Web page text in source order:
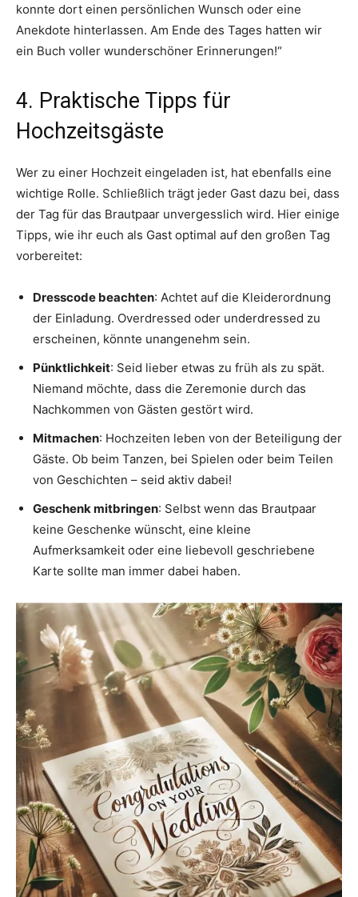
konnte dort einen persönlichen Wunsch oder eine
Anekdote hinterlassen. Am Ende des Tages hatten wir
ein Buch voller wunderschöner Erinnerungen!“
4. Praktische Tipps für
Hochzeitsgäste
Wer zu einer Hochzeit eingeladen ist, hat ebenfalls eine
wichtige Rolle. Schließlich trägt jeder Gast dazu bei, dass
der Tag für das Brautpaar unvergesslich wird. Hier einige
Tipps, wie ihr euch als Gast optimal auf den großen Tag
vorbereitet:
Dresscode beachten: Achtet auf die Kleiderordnung
der Einladung. Overdressed oder underdressed zu
erscheinen, könnte unangenehm sein.
Pünktlichkeit: Seid lieber etwas zu früh als zu spät.
Niemand möchte, dass die Zeremonie durch das
Nachkommen von Gästen gestört wird.
Mitmachen: Hochzeiten leben von der Beteiligung der
Gäste. Ob beim Tanzen, bei Spielen oder beim Teilen
von Geschichten – seid aktiv dabei!
Geschenk mitbringen: Selbst wenn das Brautpaar
keine Geschenke wünscht, eine kleine
Aufmerksamkeit oder eine liebevoll geschriebene
Karte sollte man immer dabei haben.